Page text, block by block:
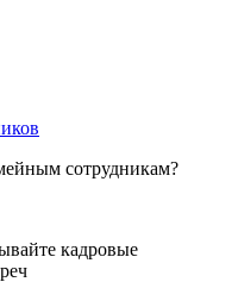
сотрудникам?
кадровые